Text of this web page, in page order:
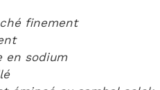
finement
en sodium